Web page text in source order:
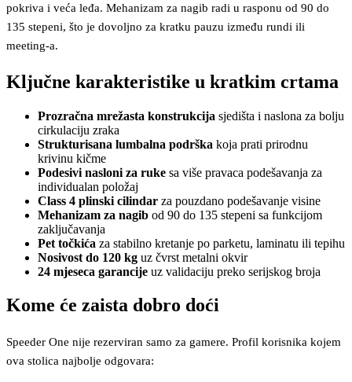
pokriva i veća leđa. Mehanizam za nagib radi u rasponu od 90 do
135 stepeni, što je dovoljno za kratku pauzu između rundi ili
meeting-a.
Ključne karakteristike u kratkim crtama
Prozračna mrežasta konstrukcija sjedišta i naslona za bolju
cirkulaciju zraka
Strukturisana lumbalna podrška koja prati prirodnu
krivinu kičme
Podesivi nasloni za ruke sa više pravaca podešavanja za
individualan položaj
Class 4 plinski cilindar za pouzdano podešavanje visine
Mehanizam za nagib od 90 do 135 stepeni sa funkcijom
zaključavanja
Pet točkića za stabilno kretanje po parketu, laminatu ili tepihu
Nosivost do 120 kg uz čvrst metalni okvir
24 mjeseca garancije uz validaciju preko serijskog broja
Kome će zaista dobro doći
Speeder One nije rezerviran samo za gamere. Profil korisnika kojem
ova stolica najbolje odgovara: